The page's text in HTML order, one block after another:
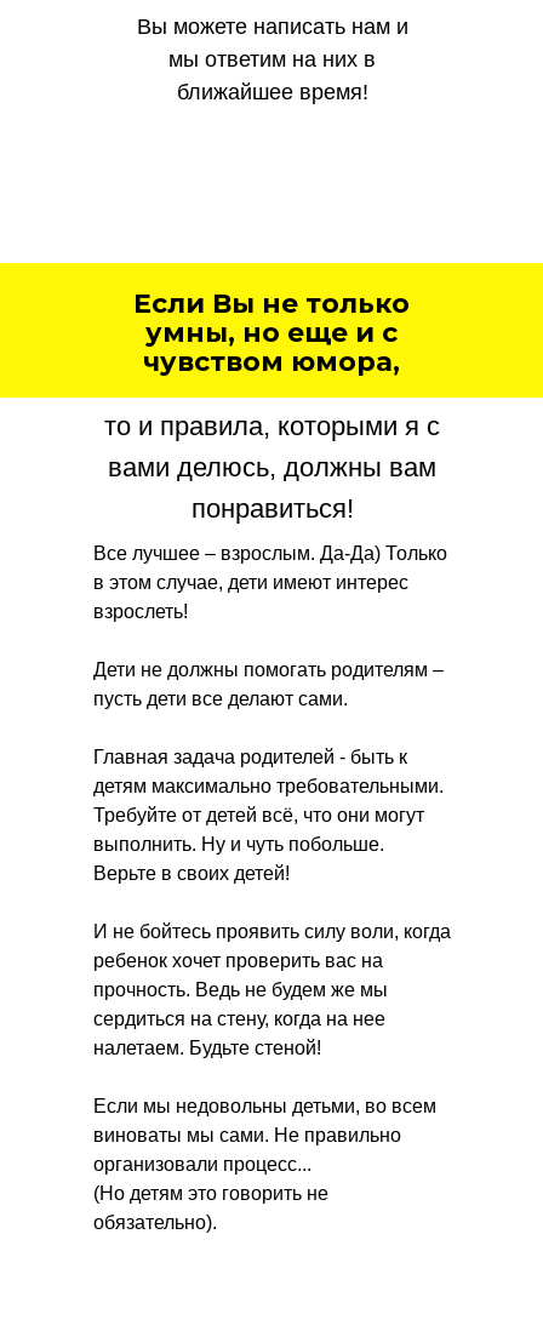
Вы можете написать нам и
мы ответим на них в
ближайшее время!
Все лучшее – взрослым. Да-Да) Только
в этом случае, дети имеют интерес
взрослеть!
Дети не должны помогать родителям –
пусть дети все делают сами.
Главная задача родителей - быть к
детям максимально требовательными.
Требуйте от детей всё, что они могут
выполнить. Ну и чуть побольше.
Верьте в своих детей!
И не бойтесь проявить силу воли, когда
ребенок хочет проверить вас на
прочность. Ведь не будем же мы
сердиться на стену, когда на нее
налетаем. Будьте стеной!
Если мы недовольны детьми, во всем
виноваты мы сами. Не правильно
организовали процесс...
(Но детям это говорить не
обязательно).
то и правила, которыми я с
вами делюсь, должны вам
понравиться!
Если Вы не только
умны, но еще и с
чувством юмора,